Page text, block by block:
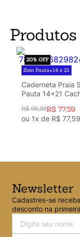
20% OFF
Sem Pauta•14 x 21
Caderneta Praia
Pauta 14x21
R$ 96,99R$ 77,59
ou 1x de R$ 77,59
Newsletter
Cadastres-se
desconto na